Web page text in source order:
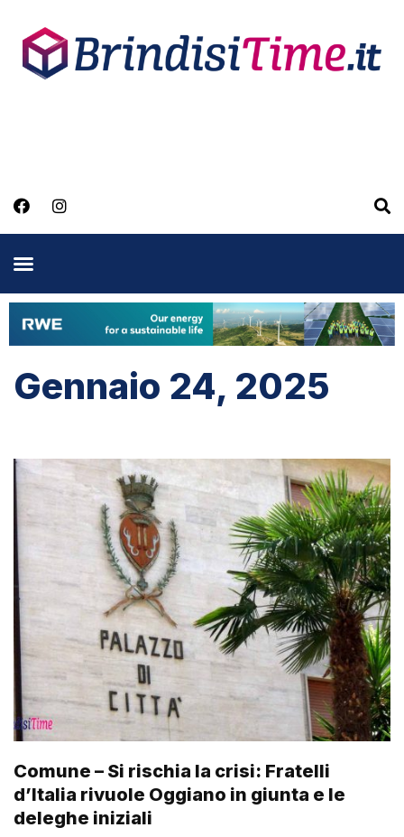
Gennaio 24, 2025
Comune – Si rischia la crisi: Fratelli
d’Italia rivuole Oggiano in giunta e le
deleghe iniziali